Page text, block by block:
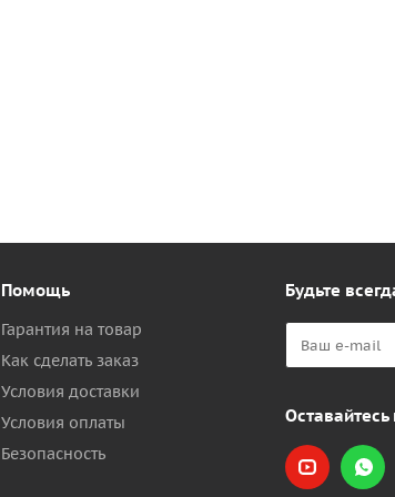
Помощь
Гарантия на товар
Как сделать заказ
Условия доставки
Условия оплаты
Безопасность
Будьте
Оставайтесь